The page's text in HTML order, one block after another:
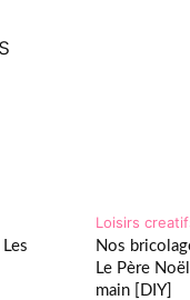
Loisirs
Nos
Le Père
main [DIY]